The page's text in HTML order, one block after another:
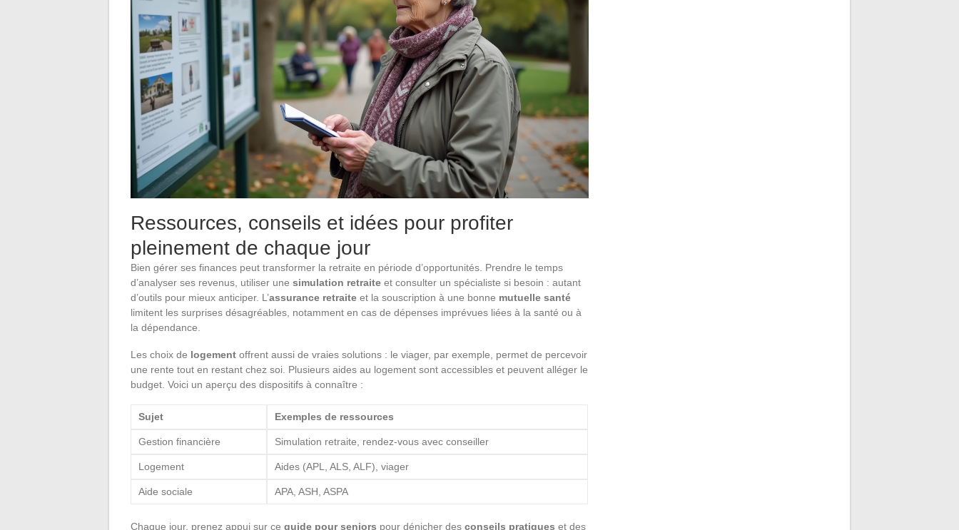
Ressources, conseils et idées pour profiter
pleinement de chaque jour
Bien gérer ses finances peut transformer la retraite en période d’opportunités. Prendre le temps
d’analyser ses revenus, utiliser une simulation retraite et consulter un spécialiste si besoin : autant
d’outils pour mieux anticiper. L’assurance retraite et la souscription à une bonne mutuelle santé
limitent les surprises désagréables, notamment en cas de dépenses imprévues liées à la santé ou à
la dépendance.
Les choix de logement offrent aussi de vraies solutions : le viager, par exemple, permet de percevoir
une rente tout en restant chez soi. Plusieurs aides au logement sont accessibles et peuvent alléger le
budget. Voici un aperçu des dispositifs à connaître :
Sujet Exemples de ressources
Gestion financière Simulation retraite, rendez-vous avec conseiller
Logement Aides (APL, ALS, ALF), viager
Aide sociale APA, ASH, ASPA
Chaque jour, prenez appui sur ce guide pour seniors pour dénicher des conseils pratiques et des